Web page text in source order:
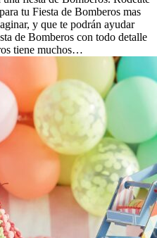
tu Fiesta de Bomberos mas
y que te podrán ayudar
de Bomberos con todo detalle
tiene muchos…